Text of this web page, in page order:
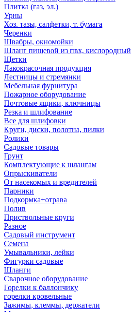
Плитка (газ, эл.)
Урны
Хоз. тазы, салфетки, т. бумага
Черенки
Швабры, окномойки
Шланг пищевой из пвх, кислородный
Щетки
Лакокрасочная продукция
Лестницы и стремянки
Мебельная фурнитура
Пожарное оборудование
Почтовые ящики, ключницы
Резка и шлифование
Все для шлифовки
Круги, диски, полотна, пилки
Ролики
Садовые товары
Грунт
Комплектующие к шлангам
Опрыскиватели
От насекомых и вредителей
Парники
Подкормка+отрава
Полив
Приствольные круги
Разное
Садовый инструмент
Семена
Умывальники, лейки
Фигурки садовые
Шланги
Сварочное оборудование
Горелки к баллончику
горелки кровельные
Зажимы, клеммы, держатели